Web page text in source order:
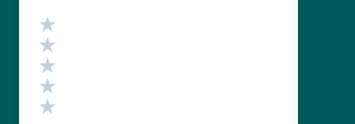
Valutazione